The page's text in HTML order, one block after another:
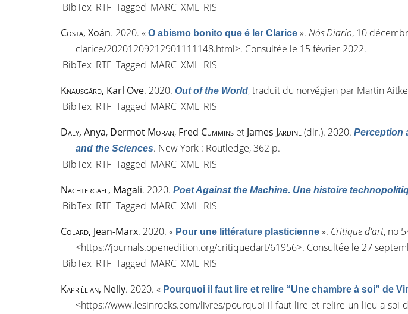
BibTex RTF Tagged MARC XML RIS
Costa, Xoán. 2020. « O abismo bonito que é ler Clarice ». Nós Diario, 10
clarice/20201209212901111148.html>. Consultée le 15 février 2022.
BibTex RTF Tagged MARC XML RIS
Knausgård, Karl Ove. 2020. Out of the World, traduit du norvégien par Martin
BibTex RTF Tagged MARC XML RIS
Daly, Anya, Dermot Moran, Fred Cummins et James Jardine(dir.). 2020. Perception
and the Sciences. New York : Routledge, 362 p.
BibTex RTF Tagged MARC XML RIS
Nachtergael, Magali. 2020. Poet Against the Machine. Une histoire
BibTex RTF Tagged MARC XML RIS
Colard, Jean-Marx. 2020. « Pour une littérature plasticienne ». Critique d'art, no
<https://journals.openedition.org/critiquedart/61956>. Consultée le 27
BibTex RTF Tagged MARC XML RIS
Kaprièlian, Nelly. 2020. « Pourquoi il faut lire et relire “Une chambre à soi” de
<https://www.lesinrocks.com/livres/pourquoi-il-faut-lire-et-relire-un-lieu-a-soi-